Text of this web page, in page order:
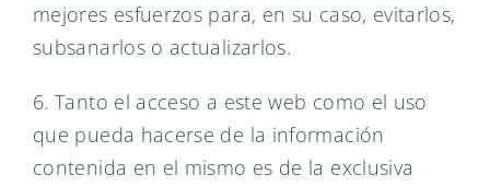
mejores esfuerzos para, en su caso, evitarlos,
subsanarlos o actualizarlos.
6. Tanto el acceso a este web como el uso
que pueda hacerse de la información
contenida en el mismo es de la exclusiva